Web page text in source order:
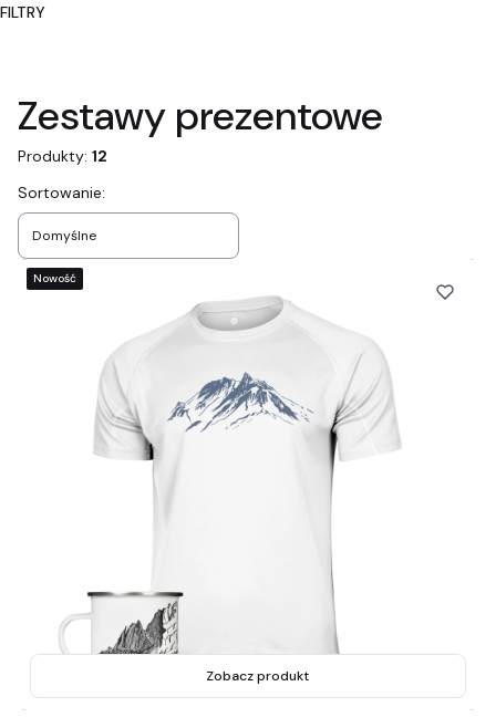
FILTRY
Zestawy prezentowe
Produkty: 12
Lista produktów
Sortowanie:
Domyślne
Nowość
Zobacz produkt